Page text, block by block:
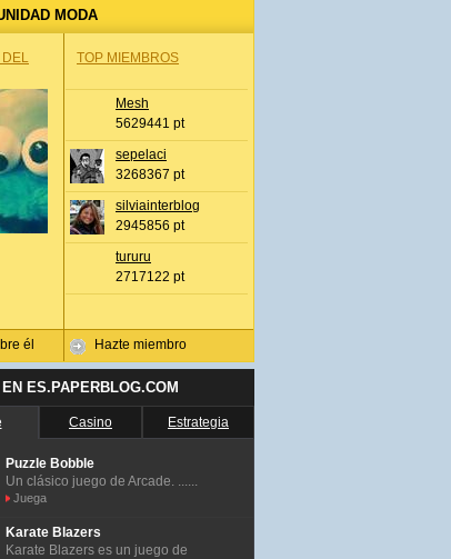
MODA
DEL
él
TOP MIEMBROS
Mesh
5629441 pt
sepelaci
3268367 pt
silviainterblog
2945856 pt
tururu
2717122 pt
Hazte miembro
ES.PAPERBLOG.COM
Casino Estrategia
Puzzle Bobble
Un clásico juego de Arcade. ......
Juega
Karate Blazers
Karate Blazers es un juego de